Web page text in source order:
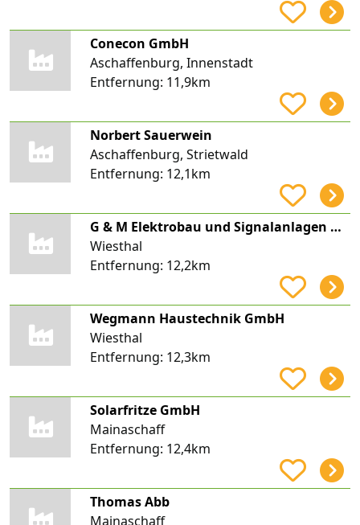
Conecon GmbH
Aschaffenburg, Innenstadt
Entfernung: 11,9km
Norbert Sauerwein
Aschaffenburg, Strietwald
Entfernung: 12,1km
G & M Elektrobau und Signalanlagen GmbH
Wiesthal
Entfernung: 12,2km
Wegmann Haustechnik GmbH
Wiesthal
Entfernung: 12,3km
Solarfritze GmbH
Mainaschaff
Entfernung: 12,4km
Thomas Abb
Mainaschaff